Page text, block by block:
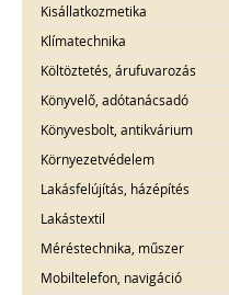
Kisállatkozmetika
Klímatechnika
Költöztetés, árufuvarozás
Könyvelő, adótanácsadó
Könyvesbolt, antikvárium
Környezetvédelem
Lakásfelújítás, házépítés
Lakástextil
Méréstechnika, műszer
Mobiltelefon, navigáció